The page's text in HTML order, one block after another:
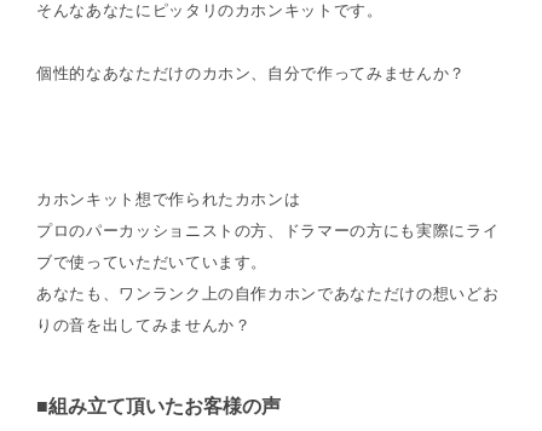
そんなあなたにピッタリのカホンキットです。
個性的なあなただけのカホン、自分で作ってみませんか？
カホンキット想で作られたカホンは
プロのパーカッショニストの方、ドラマーの方にも実際にライ
ブで使っていただいています。
あなたも、ワンランク上の自作カホンであなただけの想いどお
りの音を出してみませんか？
■組み立て頂いたお客様の声